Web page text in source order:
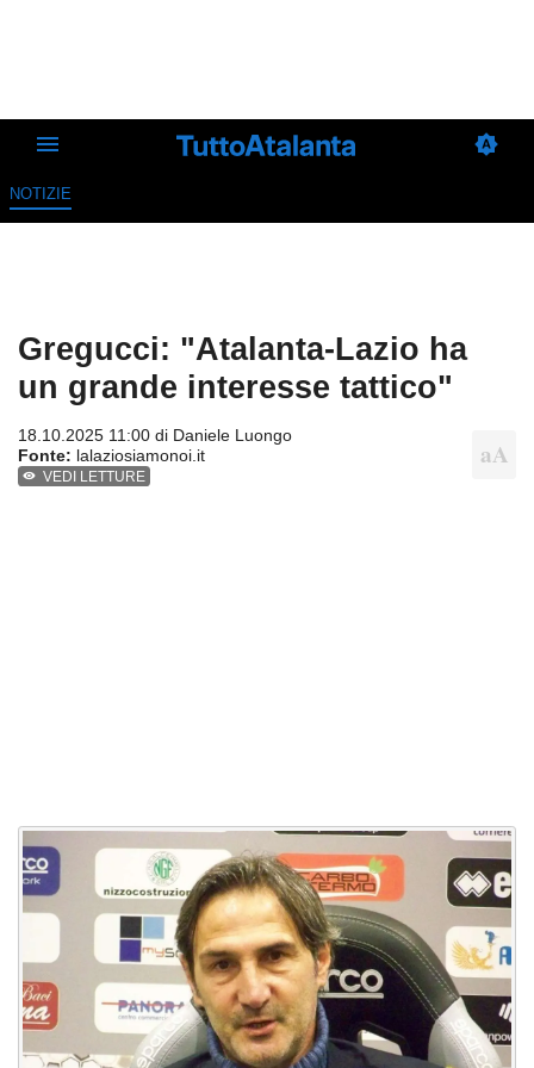
NOTIZIE
Gregucci: "Atalanta-Lazio ha
un grande interesse tattico"
18.10.2025 11:00 di Daniele Luongo
Fonte: lalaziosiamonoi.it
VEDI LETTURE